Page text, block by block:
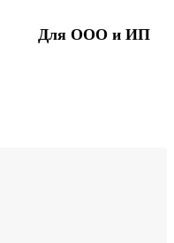
Для ООО и ИП